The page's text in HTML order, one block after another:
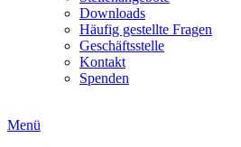
Downloads
Häufig gestellte Fragen
Geschäftsstelle
Kontakt
Spenden
Menü